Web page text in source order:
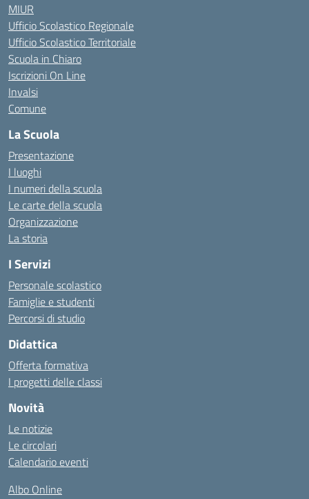
MIUR
Ufficio Scolastico Regionale
Ufficio Scolastico Territoriale
Scuola in Chiaro
Iscrizioni On Line
Invalsi
Comune
La Scuola
Presentazione
I luoghi
I numeri della scuola
Le carte della scuola
Organizzazione
La storia
I Servizi
Personale scolastico
Famiglie e studenti
Percorsi di studio
Didattica
Offerta formativa
I progetti delle classi
Novità
Le notizie
Le circolari
Calendario eventi
Albo Online